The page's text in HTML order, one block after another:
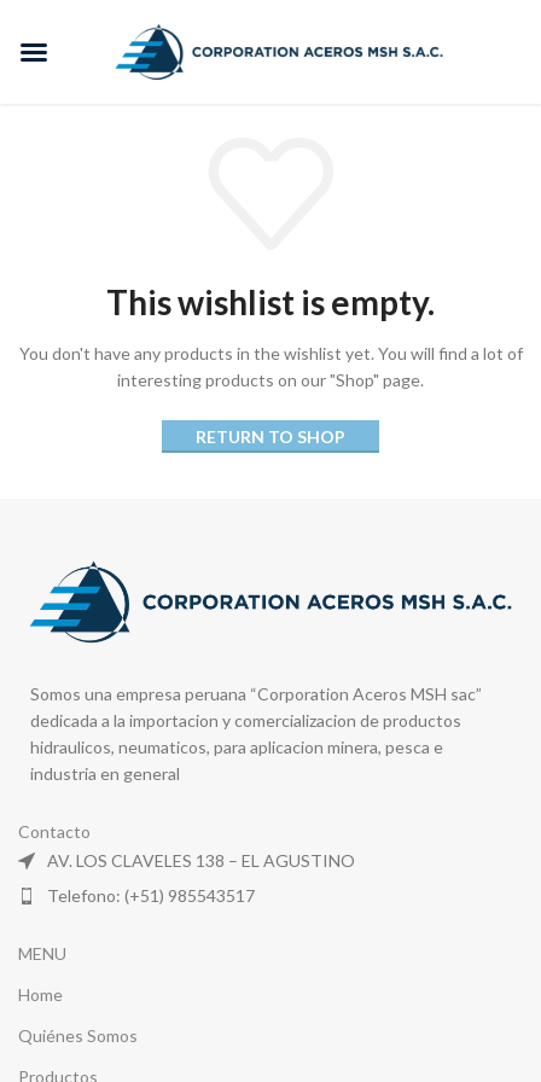
This wishlist is empty.
You don't have any products in the wishlist yet. You will find a lot of
interesting products on our "Shop" page.
RETURN TO SHOP
Somos una empresa peruana “Corporation Aceros MSH sac”
dedicada a la importacion y comercializacion de productos
hidraulicos, neumaticos, para aplicacion minera, pesca e
industria en general
Contacto
AV. LOS CLAVELES 138 – EL AGUSTINO
Telefono: (+51) 985543517
MENU
Home
Quiénes Somos
Productos